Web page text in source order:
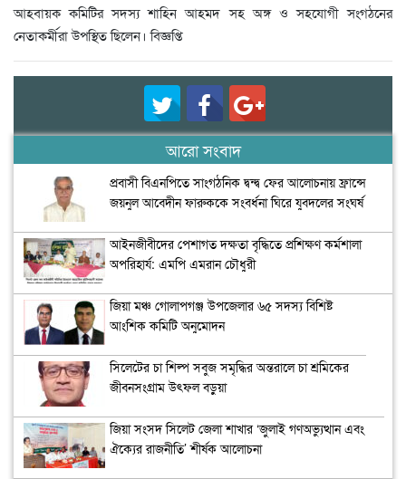
আহবায়ক কমিটির সদস্য শাহিন আহমদ সহ অঙ্গ ও সহযোগী সংগঠনের
নেতাকর্মীরা উপস্থিত ছিলেন। বিজ্ঞপ্তি
আরো সংবাদ
প্রবাসী বিএনপিতে সাংগঠনিক দ্বন্দ্ব ফের আলোচনায় ফ্রান্সে
জয়নুল আবেদীন ফারুককে সংবর্ধনা ঘিরে যুবদলের সংঘর্ষ
আইনজীবীদের পেশাগত দক্ষতা বৃদ্ধিতে প্রশিক্ষণ কর্মশালা
অপরিহার্য: এমপি এমরান চৌধুরী
জিয়া মঞ্চ গোলাপগঞ্জ উপজেলার ৬৫ সদস্য বিশিষ্ট
আংশিক কমিটি অনুমোদন
সিলেটের চা শিল্প সবুজ সমৃদ্ধির অন্তরালে চা শ্রমিকের
জীবনসংগ্রাম উৎফল বড়ুয়া
জিয়া সংসদ সিলেট জেলা শাখার ‘জুলাই গণঅভ্যুত্থান এবং
ঐক্যের রাজনীতি’ শীর্ষক আলোচনা